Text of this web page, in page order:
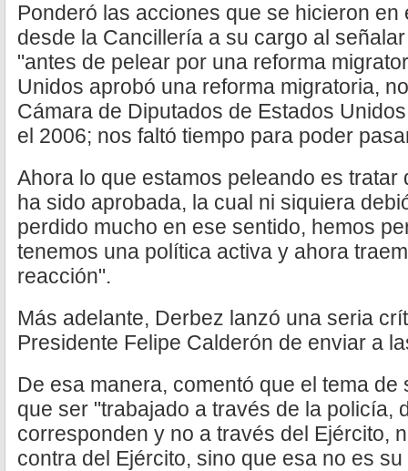
Ponderó las acciones que se hicieron
desde la Cancillería a su cargo al
"antes de pelear por una reforma
Unidos aprobó una reforma migratoria,
Cámara de Diputados de Estados
el 2006; nos faltó tiempo para poder
Ahora lo que estamos peleando es
ha sido aprobada, la cual ni siquiera
perdido mucho en ese sentido, hemos
tenemos una política activa y ahora
reacción".
Más adelante, Derbez lanzó una seria
Presidente Felipe Calderón de enviar a
De esa manera, comentó que el tema
que ser "trabajado a través de la policía,
corresponden y no a través del Ejército,
contra del Ejército, sino que esa no es